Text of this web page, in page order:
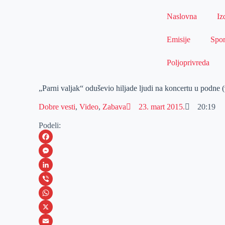
Naslovna
Emisije
Poljoprivreda
„Parni valjak“ oduševio hiljade ljudi na koncertu u podne
Dobre vesti,Video, Zabava 23. mart 2015. 20:19
Podeli:
F
a
c
e
b
o
M
e
s
s
e
L
i
n
k
V
i
b
W
h
X